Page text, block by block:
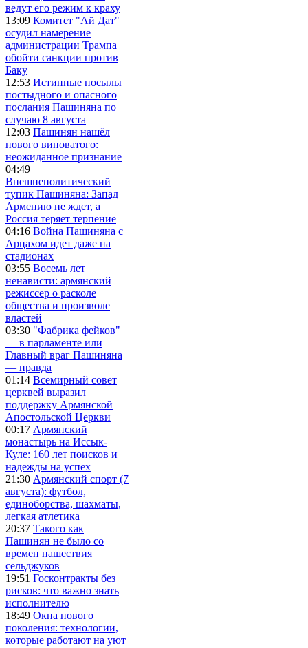
ведут его режим к краху
13:09 Комитет "Ай Дат"
осудил намерение
администрации Трампа
обойти санкции против
Баку
12:53 Истинные посылы
постыдного и опасного
послания Пашиняна по
случаю 8 августа
12:03 Пашинян нашёл
нового виноватого:
неожиданное признание
04:49
Внешнеполитический
тупик Пашиняна: Запад
Армению не ждет, а
Россия теряет терпение
04:16 Война Пашиняна с
Арцахом идет даже на
стадионах
03:55 Восемь лет
ненависти: армянский
режиссер о расколе
общества и произволе
властей
03:30 "Фабрика фейков"
— в парламенте или
Главный враг Пашиняна
— правда
01:14 Всемирный совет
церквей выразил
поддержку Армянской
Апостольской Церкви
00:17 Армянский
монастырь на Иссык-
Куле: 160 лет поисков и
надежды на успех
21:30 Армянский спорт (7
августа): футбол,
единоборства, шахматы,
легкая атлетика
20:37 Такого как
Пашинян не было со
времен нашествия
сельджуков
19:51 Госконтракты без
рисков: что важно знать
исполнителю
18:49 Окна нового
поколения: технологии,
которые работают на уют